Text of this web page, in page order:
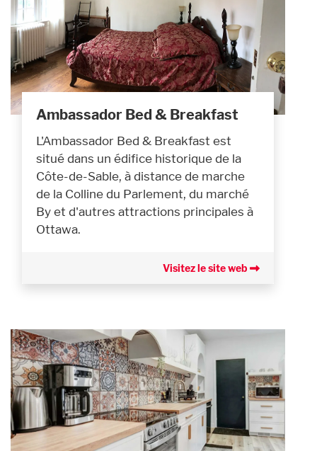
Ambassador Bed & Breakfast
L'Ambassador Bed & Breakfast est
situé dans un édifice historique de la
Côte-de-Sable, à distance de marche
de la Colline du Parlement, du marché
By et d'autres attractions principales à
Ottawa.
Visitez le site web